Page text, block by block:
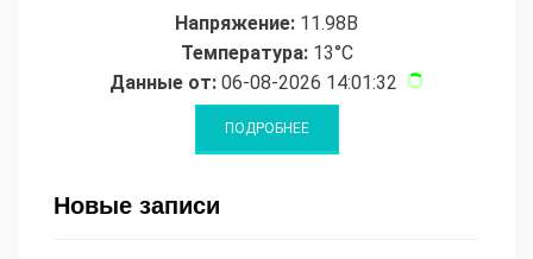
Напряжение: 11.98В
Температура:13°C
Данные от: 06-08-2026 14:01:32
Новые записи